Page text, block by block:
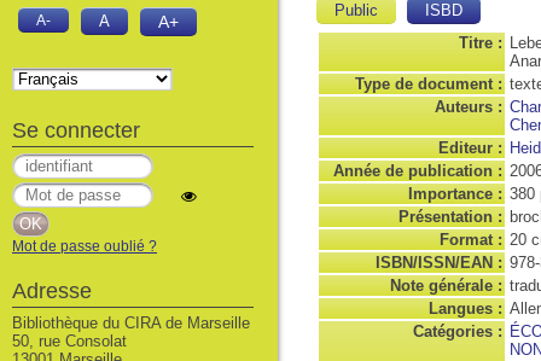
Public
ISBD
Titre :
Type de document :
Auteurs :
Editeur :
Année de publication :
Importance : 380
Présentation :
Format : 20
ISBN/ISSN/EAN :
Note générale :
Langues :
Catégories :
A- A A+
Se connecter
Mot de passe oublié ?
Adresse
Bibliothèque du CIRA de Marseille
50, rue Consolat